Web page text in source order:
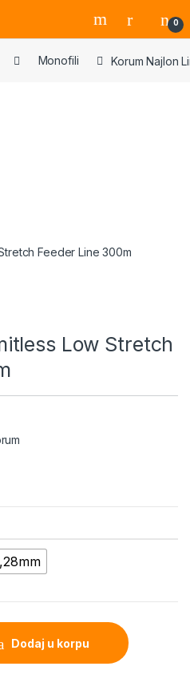
0
Monofili Korum Najlon
Low Stretch
Feeder Line 300m
Dodaj u korpu